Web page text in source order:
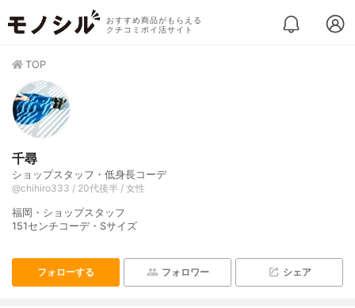
おすすめ商品がもらえる
クチコミポイ活サイト
TOP
千尋
ショップスタッフ・低身長コーデ
@chihiro333 / 20代後半 / 女性
福岡・ショップスタッフ
151センチコーデ・Sサイズ
フォローする フォロワー シェア